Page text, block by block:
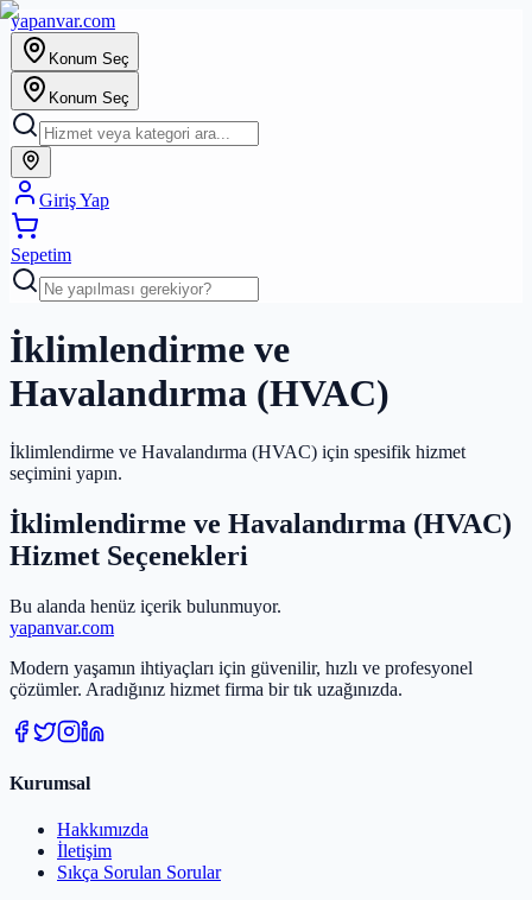
yapanvar.com
Konum Seç
Konum Seç
Giriş Yap
Sepetim
İklimlendirme ve
Havalandırma (HVAC)
İklimlendirme ve Havalandırma (HVAC) için spesifik hizmet
seçimini yapın.
İklimlendirme ve Havalandırma (HVAC)
Hizmet Seçenekleri
Bu alanda henüz içerik bulunmuyor.
yapanvar.com
Modern yaşamın ihtiyaçları için güvenilir, hızlı ve profesyonel
çözümler. Aradığınız hizmet firma bir tık uzağınızda.
Kurumsal
Hakkımızda
İletişim
Sıkça Sorulan Sorular